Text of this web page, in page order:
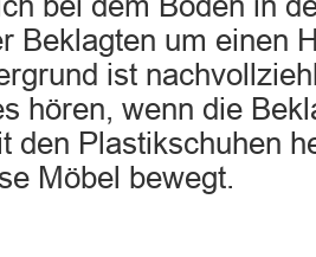
Beklagten um einen
ist
hören, wenn die
den Plastikschuhen
Möbel bewegt.